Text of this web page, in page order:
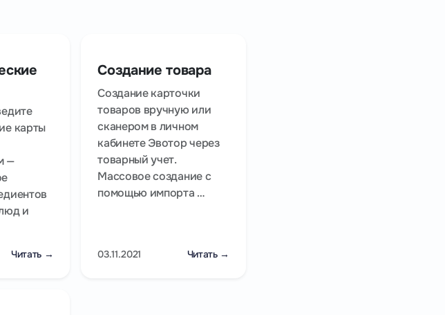
карты
—
и
Читать →
Создание товара
Создание карточки
товаров вручную или
сканером в личном
кабинете Эвотор через
товарный учет.
Массовое создание с
помощью импорта …
03.11.2021 Читать →